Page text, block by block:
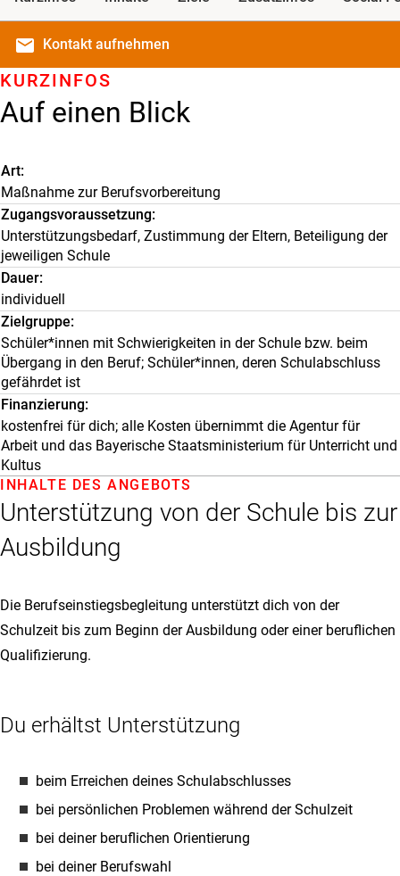
email Kontakt aufnehmen
Auf einen Blick
KURZINFOS
Art
Maßnahme zur Berufsvorbereitung
Zugangsvoraussetzung
Unterstützungsbedarf, Zustimmung der Eltern, Beteiligung der
jeweiligen Schule
Dauer
individuell
Zielgruppe
Schüler*innen mit Schwierigkeiten in der Schule bzw. beim
Übergang in den Beruf; Schüler*innen, deren Schulabschluss
gefährdet ist
Finanzierung
kostenfrei für dich; alle Kosten übernimmt die Agentur für
Arbeit und das Bayerische Staatsministerium für Unterricht und
Kultus
Unterstützung von der Schule bis zur
Ausbildung
INHALTE DES ANGEBOTS
Die Berufseinstiegsbegleitung unterstützt dich von der
Schulzeit bis zum Beginn der Ausbildung oder einer beruflichen
Qualifizierung.
Du erhältst Unterstützung
beim Erreichen deines Schulabschlusses
bei persönlichen Problemen während der Schulzeit
bei deiner beruflichen Orientierung
bei deiner Berufswahl